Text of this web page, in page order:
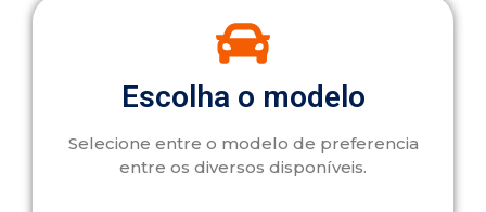
Escolha o modelo
Selecione entre o modelo de preferencia
entre os diversos disponíveis.